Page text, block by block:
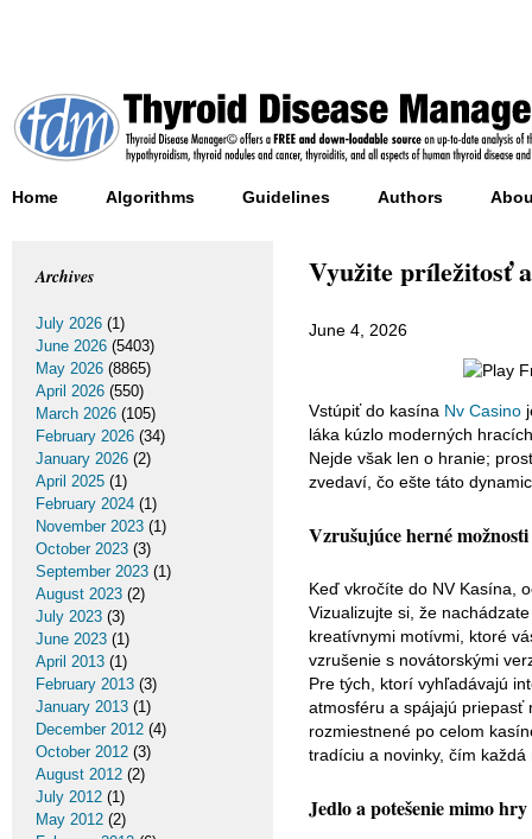
Home Algorithms Guidelines Authors
Využite príležitosť
June 4, 2026
Vstúpiť do kasína Nv Casino
láka kúzlo moderných
Nejde však len o hranie;
zvedaví, čo ešte táto
Vzrušujúce herné
Keď vkročíte do NV Kasína,
Vizualizujte si, že
kreatívnymi motívmi, ktoré
vzrušenie s novátorskými
Pre tých, ktorí vyhľadávajú
atmosféru a spájajú priepasť
rozmiestnené po celom
tradíciu a novinky, čím
Jedlo a potešenie mimo
Archives
July 2026 (1)
June 2026 (5403)
May 2026 (8865)
April 2026 (550)
March 2026 (105)
February 2026 (34)
January 2026 (2)
April 2025 (1)
February 2024 (1)
November 2023 (1)
October 2023 (3)
September 2023 (1)
August 2023 (2)
July 2023 (3)
June 2023 (1)
April 2013 (1)
February 2013 (3)
January 2013 (1)
December 2012 (4)
October 2012 (3)
August 2012 (2)
July 2012 (1)
May 2012 (2)